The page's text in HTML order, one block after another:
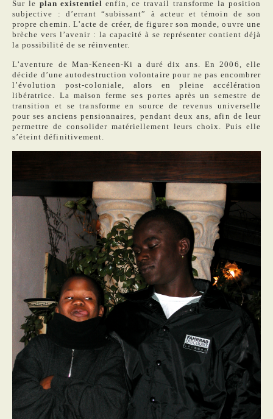
Sur le plan existentielenfin, ce travail transforme la position
subjective : d’errant “subissant” à acteur et témoin de son
propre chemin. L’acte de créer, de figurer son monde, ouvre une
brèche vers l’avenir : la capacité à se représenter contient déjà
la possibilité de se réinventer.
L’aventure de Man-Keneen-Ki a duré dix ans. En 2006, elle
décide d’une autodestruction volontaire pour ne pas encombrer
l’évolution post-coloniale, alors en pleine accélération
libératrice. La maison ferme ses portes après un semestre de
transition et se transforme en source de revenus universelle
pour ses anciens pensionnaires, pendant deux ans, afin de leur
permettre de consolider matériellement leurs choix. Puis elle
s’éteint définitivement.